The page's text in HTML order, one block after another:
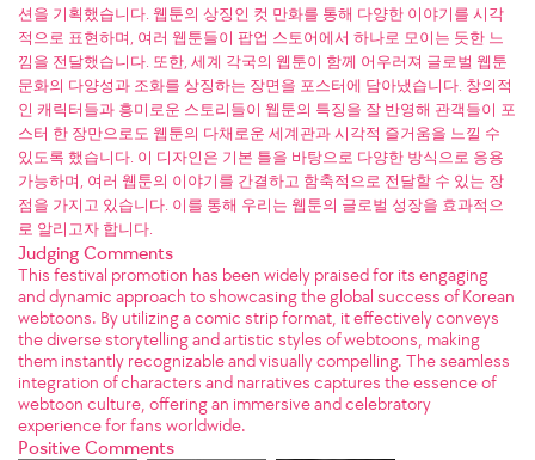
션을 기획했습니다. 웹툰의 상징인 컷 만화를 통해 다양한 이야기를 시각
적으로 표현하며, 여러 웹툰들이 팝업 스토어에서 하나로 모이는 듯한 느
낌을 전달했습니다. 또한, 세계 각국의 웹툰이 함께 어우러져 글로벌 웹툰
문화의 다양성과 조화를 상징하는 장면을 포스터에 담아냈습니다. 창의적
인 캐릭터들과 흥미로운 스토리들이 웹툰의 특징을 잘 반영해 관객들이 포
스터 한 장만으로도 웹툰의 다채로운 세계관과 시각적 즐거움을 느낄 수
있도록 했습니다. 이 디자인은 기본 틀을 바탕으로 다양한 방식으로 응용
가능하며, 여러 웹툰의 이야기를 간결하고 함축적으로 전달할 수 있는 장
점을 가지고 있습니다. 이를 통해 우리는 웹툰의 글로벌 성장을 효과적으
로 알리고자 합니다.
Judging Comments
This festival promotion has been widely praised for its engaging
and dynamic approach to showcasing the global success of Korean
webtoons. By utilizing a comic strip format, it effectively conveys
the diverse storytelling and artistic styles of webtoons, making
them instantly recognizable and visually compelling. The seamless
integration of characters and narratives captures the essence of
webtoon culture, offering an immersive and celebratory
experience for fans worldwide.
Positive Comments